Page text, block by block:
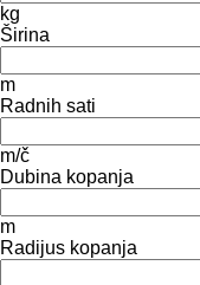
kg
Širina
m
Radnih sati
m/č
Dubina kopanja
m
Radijus kopanja